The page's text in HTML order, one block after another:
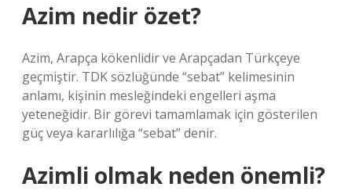
Azim nedir özet?
Azim, Arapça kökenlidir ve Arapçadan Türkçeye
geçmiştir. TDK sözlüğünde “sebat” kelimesinin
anlamı, kişinin mesleğindeki engelleri aşma
yeteneğidir. Bir görevi tamamlamak için gösterilen
güç veya kararlılığa “sebat” denir.
Azimli olmak neden önemli?